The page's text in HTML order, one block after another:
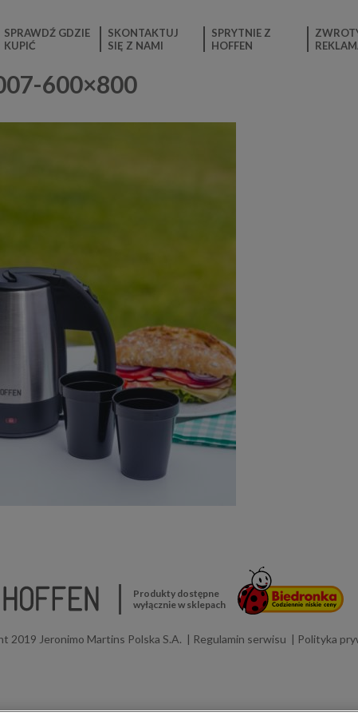
SPRAWDŹ GDZIE
KUPIĆ
SKONTAKTUJ
SIĘ Z NAMI
SPRYTNIE Z
HOFFEN
600×800
Produkty dostępne
wyłącznie w sklepach
2019 Jeronimo Martins Polska S.A. Regulamin serwisu Polityka